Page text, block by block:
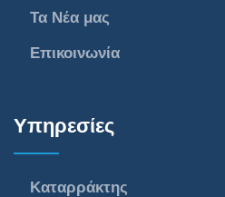
Τα Νέα μας
Επικοινωνία
Υπηρεσίες
Καταρράκτης